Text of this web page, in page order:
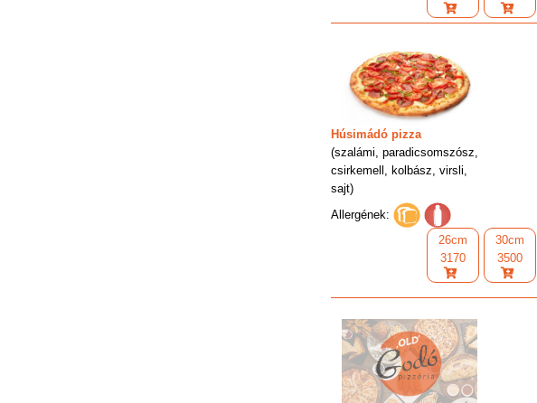
Húsimádó pizza
(szalámi, paradicsomszósz,
csirkemell, kolbász, virsli,
sajt)
Allergének:
26cm
3170
30cm
3500